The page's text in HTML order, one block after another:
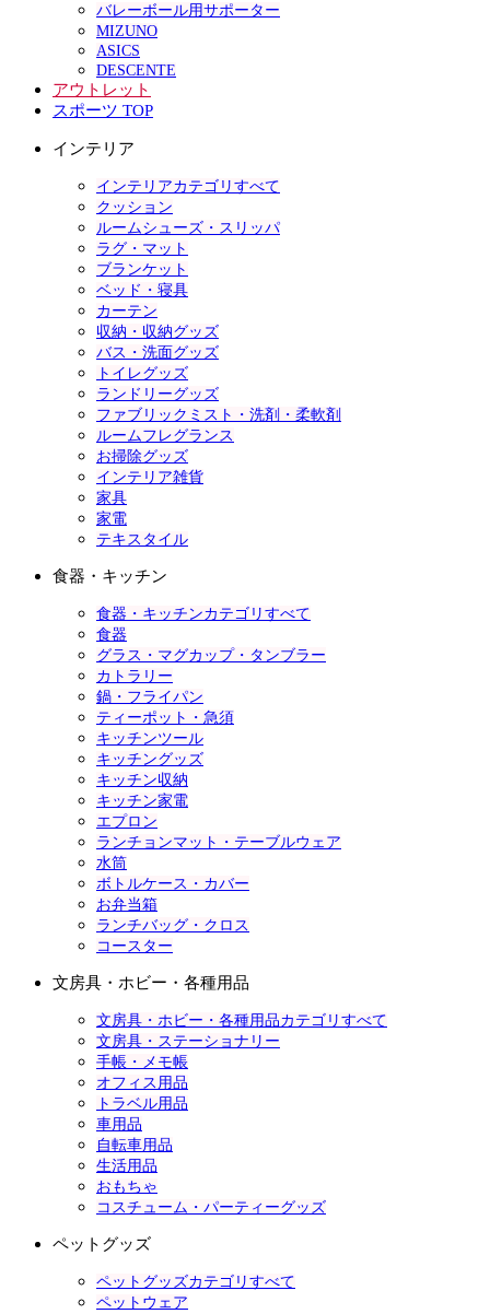
バレーボール用サポーター
MIZUNO
ASICS
DESCENTE
アウトレット
スポーツ TOP
インテリア
インテリアカテゴリすべて
クッション
ルームシューズ・スリッパ
ラグ・マット
ブランケット
ベッド・寝具
カーテン
収納・収納グッズ
バス・洗面グッズ
トイレグッズ
ランドリーグッズ
ファブリックミスト・洗剤・柔軟剤
ルームフレグランス
お掃除グッズ
インテリア雑貨
家具
家電
テキスタイル
食器・キッチン
食器・キッチンカテゴリすべて
食器
グラス・マグカップ・タンブラー
カトラリー
鍋・フライパン
ティーポット・急須
キッチンツール
キッチングッズ
キッチン収納
キッチン家電
エプロン
ランチョンマット・テーブルウェア
水筒
ボトルケース・カバー
お弁当箱
ランチバッグ・クロス
コースター
文房具・ホビー・各種用品
文房具・ホビー・各種用品カテゴリすべて
文房具・ステーショナリー
手帳・メモ帳
オフィス用品
トラベル用品
車用品
自転車用品
生活用品
おもちゃ
コスチューム・パーティーグッズ
ペットグッズ
ペットグッズカテゴリすべて
ペットウェア